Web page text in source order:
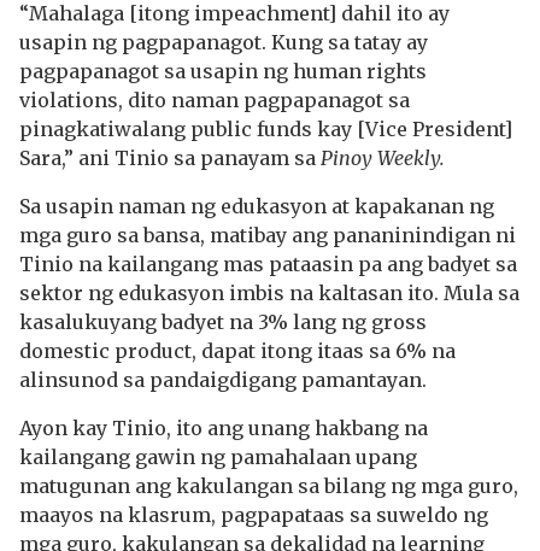
“Mahalaga [itong impeachment] dahil ito ay
usapin ng pagpapanagot. Kung sa tatay ay
pagpapanagot sa usapin ng human rights
violations, dito naman pagpapanagot sa
pinagkatiwalang public funds kay [Vice President]
Sara,” ani Tinio sa panayam sa Pinoy Weekly.
Sa usapin naman ng edukasyon at kapakanan ng
mga guro sa bansa, matibay ang pananinindigan ni
Tinio na kailangang mas pataasin pa ang badyet sa
sektor ng edukasyon imbis na kaltasan ito. Mula sa
kasalukuyang badyet na 3% lang ng gross
domestic product, dapat itong itaas sa 6% na
alinsunod sa pandaigdigang pamantayan.
Ayon kay Tinio, ito ang unang hakbang na
kailangang gawin ng pamahalaan upang
matugunan ang kakulangan sa bilang ng mga guro,
maayos na klasrum, pagpapataas sa suweldo ng
mga guro, kakulangan sa dekalidad na learning